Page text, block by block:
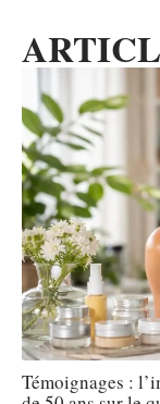
Témoignages :